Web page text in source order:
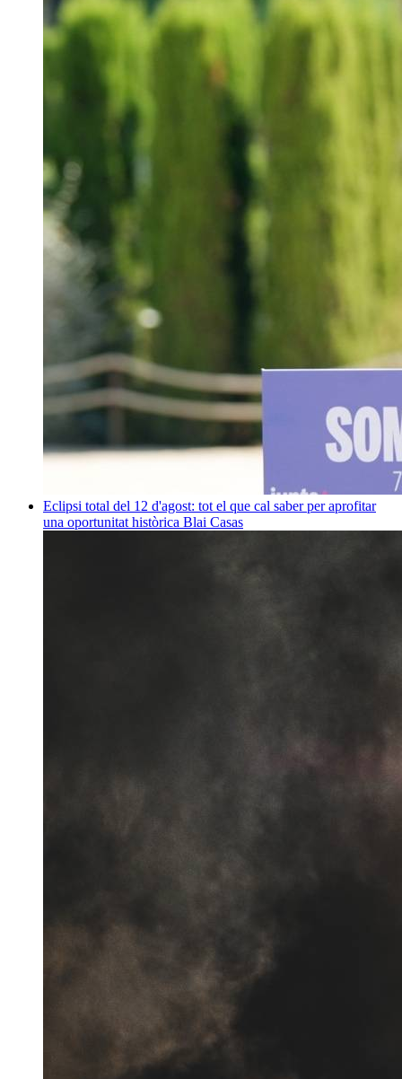
Eclipsi total del 12 d'agost: tot el que cal saber per aprofitar
una oportunitat històrica Blai Casas